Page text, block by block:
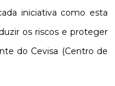
iniciativa como esta
os riscos e proteger
do Cevisa (Centro de